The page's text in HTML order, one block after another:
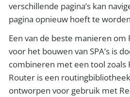
verschillende pagina’s kan
pagina opnieuw hoeft te
Een van de beste manieren om
voor het bouwen van SPA’s is
combineren met een tool zoals
Router is een
ontworpen voor gebruik met